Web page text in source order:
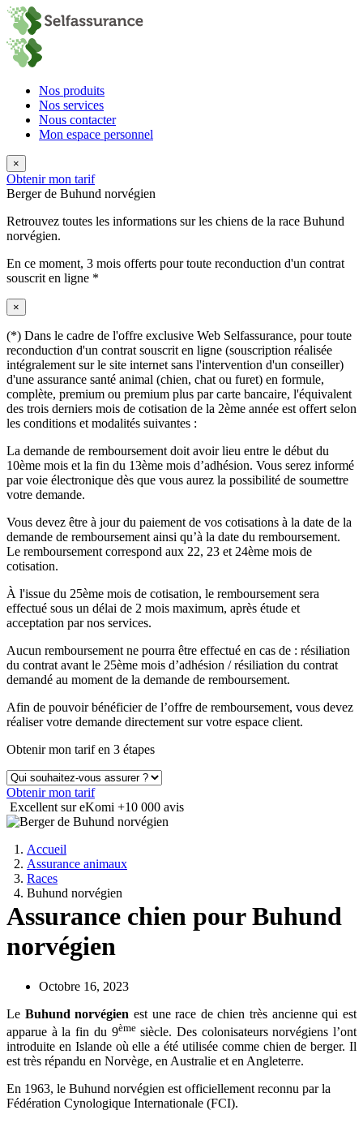
Nos produits
Nos services
Nous contacter
Mon espace personnel
×
Obtenir mon tarif
Berger de Buhund norvégien
Retrouvez toutes les informations sur les chiens de la race Buhund
norvégien.
En ce moment, 3 mois offerts pour toute reconduction d'un contrat
souscrit en ligne *
×
(*) Dans le cadre de l'offre exclusive Web Selfassurance, pour toute
reconduction d'un contrat souscrit en ligne (souscription réalisée
intégralement sur le site internet sans l'intervention d'un conseiller)
d'une assurance santé animal (chien, chat ou furet) en formule,
complète, premium ou premium plus par carte bancaire, l'équivalent
des trois derniers mois de cotisation de la 2ème année est offert selon
les conditions et modalités suivantes :
La demande de remboursement doit avoir lieu entre le début du
10ème mois et la fin du 13ème mois d’adhésion. Vous serez informé
par voie électronique dès que vous aurez la possibilité de soumettre
votre demande.
Vous devez être à jour du paiement de vos cotisations à la date de la
demande de remboursement ainsi qu’à la date du remboursement.
Le remboursement correspond aux 22, 23 et 24ème mois de
cotisation.
À l'issue du 25ème mois de cotisation, le remboursement sera
effectué sous un délai de 2 mois maximum, après étude et
acceptation par nos services.
Aucun remboursement ne pourra être effectué en cas de : résiliation
du contrat avant le 25ème mois d’adhésion / résiliation du contrat
demandé au moment de la demande de remboursement.
Afin de pouvoir bénéficier de l’offre de remboursement, vous devez
réaliser votre demande directement sur votre espace client.
Obtenir mon tarif en 3 étapes
Obtenir mon tarif
Excellent sur eKomi +10 000 avis
Accueil
Assurance animaux
Races
Buhund norvégien
Assurance chien pour Buhund
norvégien
Octobre 16, 2023
Le Buhund norvégien est une race de chien très ancienne qui est
apparue à la fin du 9èmesiècle. Des colonisateurs norvégiens l’ont
introduite en Islande où elle a été utilisée comme chien de berger. Il
est très répandu en Norvège, en Australie et en Angleterre.
En 1963, le Buhund norvégien est officiellement reconnu par la
Fédération Cynologique Internationale (FCI).